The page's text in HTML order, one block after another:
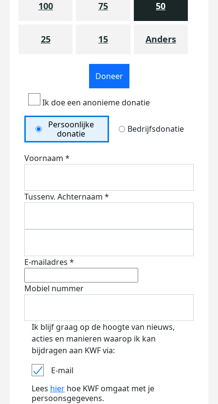
100 75 50
25 15 Anders
Doneer
Ik doe een anonieme donatie
Persoonlijke
donatie
Bedrijfsdonatie
Voornaam *
Tussenv. Achternaam *
E-mailadres *
Mobiel nummer
Ik blijf graag op de hoogte van nieuws,
acties en manieren waarop ik kan
bijdragen aan KWF via:
E-mail
Lees hier hoe KWF omgaat met je
persoonsgegevens.